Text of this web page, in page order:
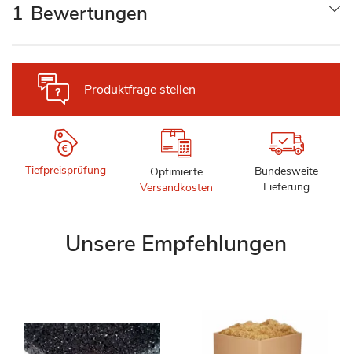
Produktfrage stellen
Tiefpreisprüfung
Optimierte
Versandkosten
Bundesweite
Lieferung
1 Bewertungen
Unsere Empfehlungen